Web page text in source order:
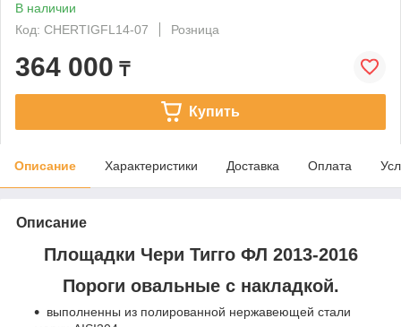
В наличии
Код: CHERTIGFL14-07
Розница
364 000 ₸
Купить
Описание Характеристики Доставка Оплата
Описание
Площадки Чери Тигго ФЛ 2013-2016
Пороги овальные с накладкой.
выполненны из полированной нержавеющей стали